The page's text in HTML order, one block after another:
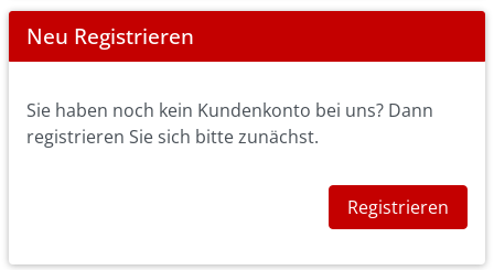
Neu Registrieren
Sie haben noch kein Kundenkonto bei uns? Dann
registrieren Sie sich bitte zunächst.
Registrieren